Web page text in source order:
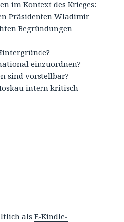
im Kontext des Krieges:
Präsidenten Wladimir
Begründungen
einzuordnen?
sind vorstellbar?
intern kritisch
alsE-Kindle-